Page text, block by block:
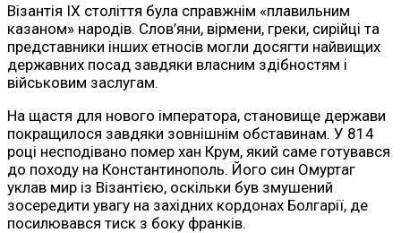
Візантія IX століття була справжнім «плавильним
казаном» народів. Слов’яни, вірмени, греки, сирійці та
представники інших етносів могли досягти найвищих
державних посад завдяки власним здібностям і
військовим заслугам.
На щастя для нового імператора, становище держави
покращилося завдяки зовнішнім обставинам. У 814
році несподівано помер хан Крум, який саме готувався
до походу на Константинополь. Його син Омуртаг
уклав мир із Візантією, оскільки був змушений
зосередити увагу на західних кордонах Болгарії, де
посилювався тиск з боку франків.